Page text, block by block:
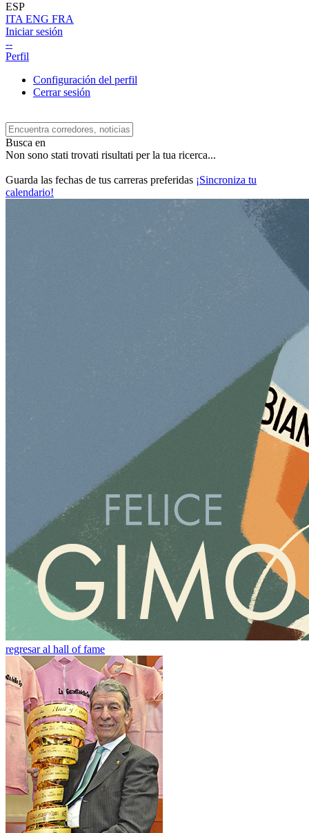
ESP
ITA ENG FRA
Iniciar sesión
--
Perfil
Configuración del perfil
Cerrar sesión
Busca en
Non sono stati trovati risultati per la tua ricerca...
Guarda las fechas de tus carreras preferidas ¡Sincroniza tu
calendario!
regresar al hall of fame